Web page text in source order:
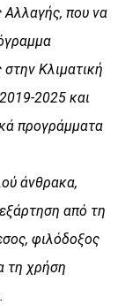
Αλλαγής, που να
Κλιματική
2025 και
προγράμματα
άνθρακα,
από τη
φιλόδοξος
τη χρήση